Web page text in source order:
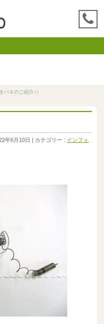
バネのご紹介♪♪
年6月10日 カテゴリー : インフォ